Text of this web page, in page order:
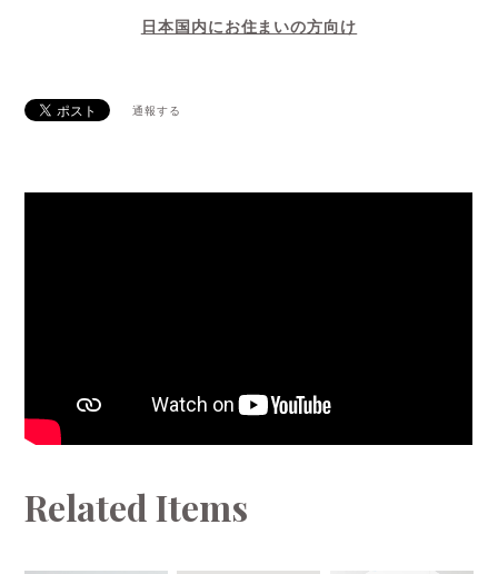
日本国内にお住まいの方向け
通報する
Related Items